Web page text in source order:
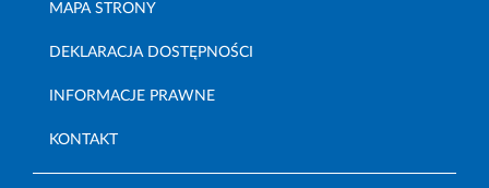
MAPA STRONY
DEKLARACJA DOSTĘPNOŚCI
INFORMACJE PRAWNE
KONTAKT